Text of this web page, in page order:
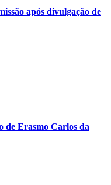
após divulgação de
de Erasmo Carlos da